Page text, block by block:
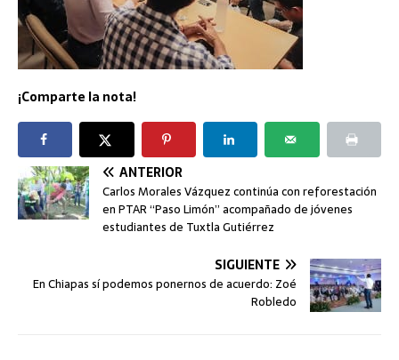
¡Comparte la nota!
ANTERIOR
Carlos Morales Vázquez continúa con reforestación
en PTAR “Paso Limón” acompañado de jóvenes
estudiantes de Tuxtla Gutiérrez
SIGUIENTE
En Chiapas sí podemos ponernos de acuerdo: Zoé
Robledo